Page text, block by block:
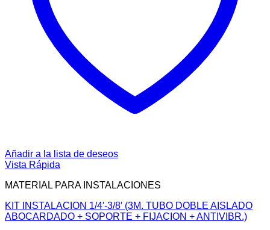
Añadir a la lista de deseos
Vista Rápida
MATERIAL PARA INSTALACIONES
KIT INSTALACION 1/4′-3/8′ (3M. TUBO DOBLE AISLADO
ABOCARDADO + SOPORTE + FIJACION + ANTIVIBR.)